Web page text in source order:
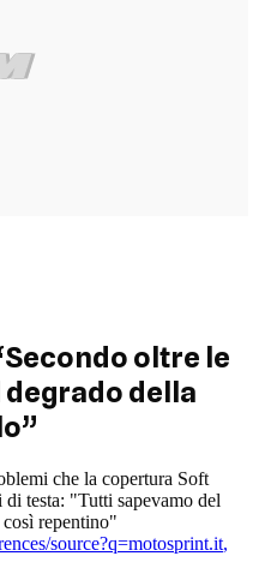
oltre le
della
che la copertura Soft
testa: "Tutti sapevamo del
così repentino"
source?q=motosprint.it,